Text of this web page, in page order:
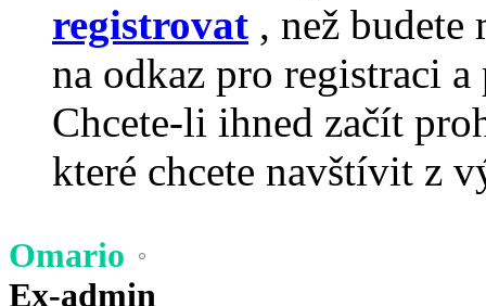
registrovat , než
na odkaz pro registraci
Chcete-li ihned začít
které chcete navštívit z
Omario
Ex-admin